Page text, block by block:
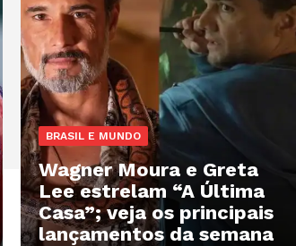
BRASIL E MUNDO
Wagner Moura e Greta
Lee estrelam “A Última
Casa”; veja os principais
lançamentos da semana